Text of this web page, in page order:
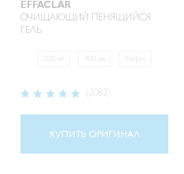
EFFACLAR
ОЧИЩАЮЩИЙ ПЕНЯЩИЙСЯ
ГЕЛЬ
400 мл Рефил
Рейтинг:
(2082)
КУПИТЬ ОРИГИНАЛ